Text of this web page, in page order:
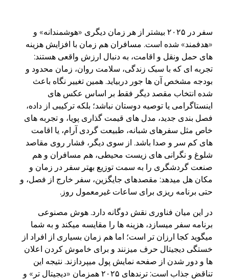
سفر در ۲۰۲۵ بیشتر از هر زمان دیگری «هوشمندانه» و
«هدفمند» شده است. مسافران هم زمان با افزایش هزینه
های حمل ونقل و اقامت، به دنبال ارزش واقعی هستند:
تجربه ای که با سبک زندگی، سلامت روان، زمان محدود و
بودجه مشخص آن ها جور دربیاید. همین تغییر نگاه باعث
شده انتخاب مقصد دیگر فقط بر اساس عکس های
اینستاگرامی یا توصیه دوستان نباشد؛ بلکه ترکیبی از داده،
فصل بندی جدید، مدل های قیمت گذاری پویا، و تجربه های
خاص مثل سفرهای شبانه، طبیعت گردی آرام، یا اقامت
های کم سر و صدا باشد. از سوی دیگر، فشار روی مقاصد
شلوغ و نگرانی های زیست محیطی، هم مسافران و هم
صنعت گردشگری را به سمت توزیع بهتر سفر در زمان و
مکان هل میدهد: مقصدهای جایگزین، سفر خارج از فصل، و
حتی برنامه ریزی برای ساعات غیرمعمول روز.
در این میان فناوری نقش دوگانه دارد. هوش مصنوعی
برنامه سفر میسازد، هزینه ها را مقایسه میکند و به شما
میگوید کجا ارزان تر است؛ اما هم زمان بسیاری از افراد از
خستگی دیجیتال حرف میزنند و برای خاموش کردن اعلان
ها و دور شدن از صفحه نمایش پول میپردازند. نتیجه این
تناقض جذاب است: ترندهای ۲۰۲۵ همزمان «دیجیتال تر» و